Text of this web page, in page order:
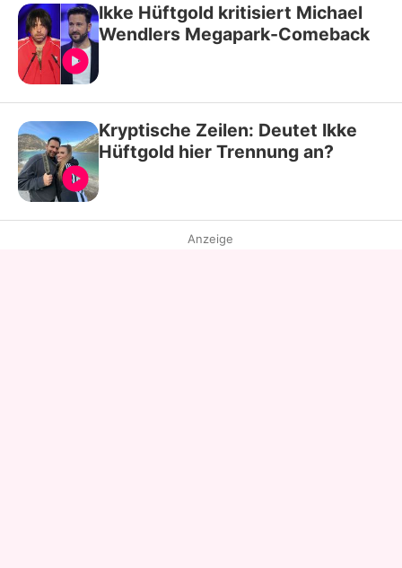
Ikke Hüftgold kritisiert Michael
Wendlers Megapark-Comeback
Kryptische Zeilen: Deutet Ikke
Hüftgold hier Trennung an?
Anzeige